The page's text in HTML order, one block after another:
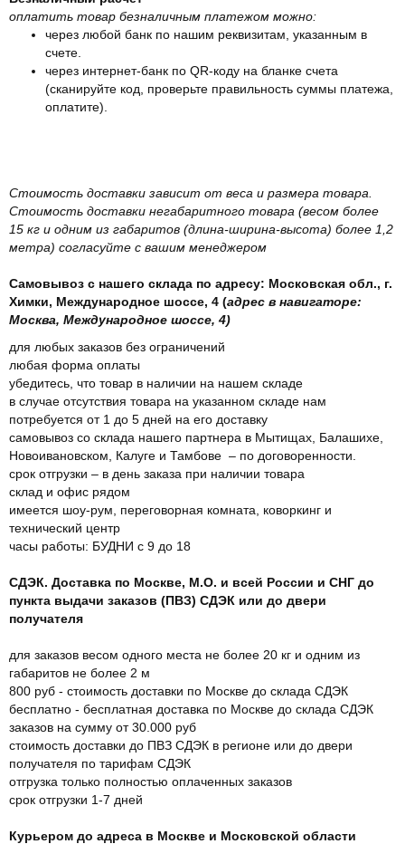
оплатить товар безналичным платежом можно:
через любой банк по нашим реквизитам, указанным в
счете.
через интернет-банк по QR-коду на бланке счета
(сканируйте код, проверьте правильность суммы платежа,
оплатите).
Стоимость доставки зависит от веса и размера товара.
Стоимость доставки негабаритного товара (весом более
15 кг и одним из габаритов (длина-ширина-высота) более 1,2
метра) согласуйте с вашим менеджером
Самовывоз с нашего склада по адресу: Московская обл., г.
Химки, Международное шоссе, 4 (адрес в навигаторе:
Москва, Международное шоссе, 4)
для любых заказов без ограничений
любая форма оплаты
убедитесь, что товар в наличии на нашем складе
в случае отсутствия товара на указанном складе нам
потребуется от 1 до 5 дней на его доставку
самовывоз со склада нашего партнера в Мытищах, Балашихе,
Новоивановском, Калуге и Тамбове – по договоренности.
срок отгрузки – в день заказа при наличии товара
склад и офис рядом
имеется шоу-рум, переговорная комната, коворкинг и
технический центр
часы работы: БУДНИ с 9 до 18
СДЭК. Доставка по Москве, М.О. и всей России и СНГ до
пункта выдачи заказов (ПВЗ) СДЭК или до двери
получателя
для заказов весом одного места не более 20 кг и одним из
габаритов не более 2 м
800 руб - стоимость доставки по Москве до склада СДЭК
бесплатно - бесплатная доставка по Москве до склада СДЭК
заказов на сумму от 30.000 руб
стоимость доставки до ПВЗ СДЭК в регионе или до двери
получателя по тарифам СДЭК
отгрузка только полностью оплаченных заказов
срок отгрузки 1-7 дней
Курьером до адреса в Москве и Московской области